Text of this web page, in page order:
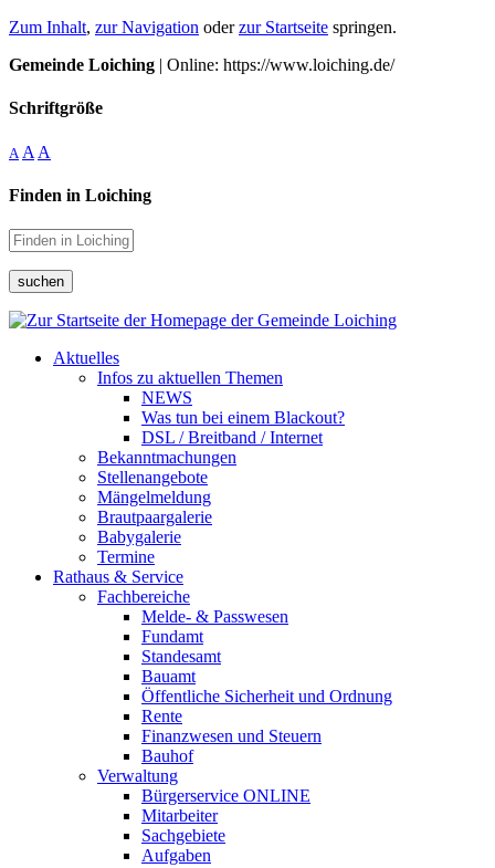
Zum Inhalt, zur Navigation oderzur Startseite springen.
Gemeinde Loiching | Online: https://www.loiching.de/
Schriftgröße
A A A
Finden in Loiching
suchen
Aktuelles
Infos zu aktuellen Themen
NEWS
Was tun bei einem Blackout?
DSL / Breitband / Internet
Bekanntmachungen
Stellenangebote
Mängelmeldung
Brautpaargalerie
Babygalerie
Termine
Rathaus & Service
Fachbereiche
Melde- & Passwesen
Fundamt
Standesamt
Bauamt
Öffentliche Sicherheit und Ordnung
Rente
Finanzwesen und Steuern
Bauhof
Verwaltung
Bürgerservice ONLINE
Mitarbeiter
Sachgebiete
Aufgaben